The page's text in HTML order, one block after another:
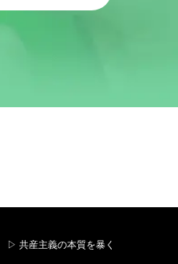
▷ 共産主義の本質を暴く